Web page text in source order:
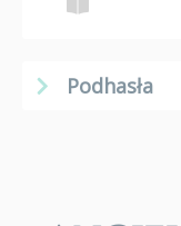
Podhasła